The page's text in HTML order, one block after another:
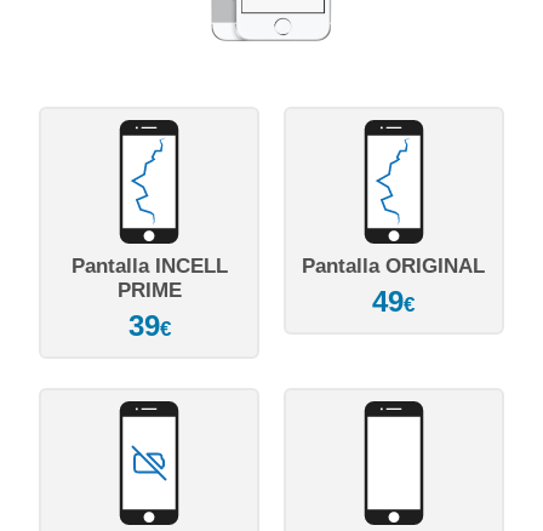
Pantalla INCELL
PRIME
39€
Pantalla ORIGINAL
49€